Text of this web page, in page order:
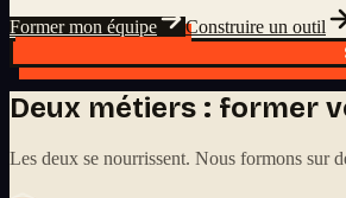
Former mon équipe Construire un outil
Deux métiers : former
Les deux se nourrissent. Nous formons sur